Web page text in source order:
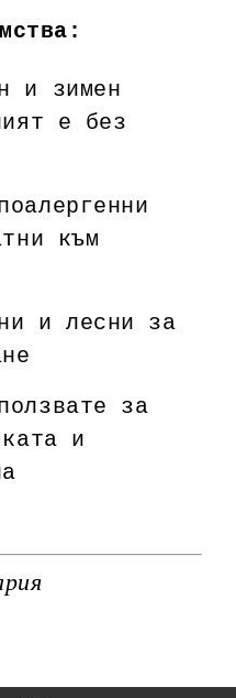
и зимен
е без
към
и лесни за
за
и